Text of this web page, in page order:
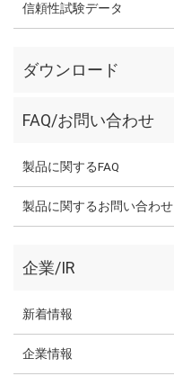
信頼性試験データ
ダウンロード
FAQ/お問い合わせ
製品に関するFAQ
製品に関するお問い合わせ
企業/IR
新着情報
企業情報